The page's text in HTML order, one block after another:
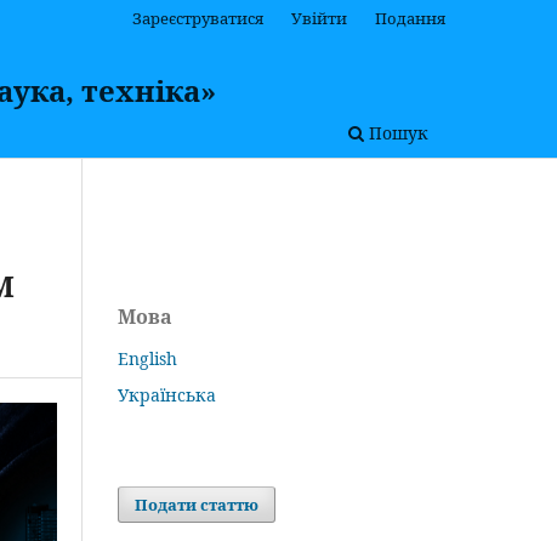
техніка»
Пошук
Зареєструватися Увійти Подання
Мова
English
Українська
Подати статтю